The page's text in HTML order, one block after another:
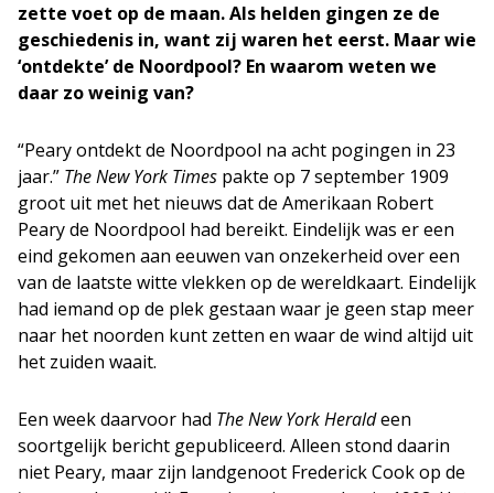
zette voet op de maan. Als helden gingen ze de
geschiedenis in, want zij waren het eerst. Maar wie
‘ontdekte’ de Noordpool? En waarom weten we
daar zo weinig van?
“Peary ontdekt de Noordpool na acht pogingen in 23
jaar.” The New York Times pakte op 7 september 1909
groot uit met het nieuws dat de Amerikaan Robert
Peary de Noordpool had bereikt. Eindelijk was er een
eind gekomen aan eeuwen van onzekerheid over een
van de laatste witte vlekken op de wereldkaart. Eindelijk
had iemand op de plek gestaan waar je geen stap meer
naar het noorden kunt zetten en waar de wind altijd uit
het zuiden waait.
Een week daarvoor had The New York Heraldeen
soortgelijk bericht gepubliceerd. Alleen stond daarin
niet Peary, maar zijn landgenoot Frederick Cook op de